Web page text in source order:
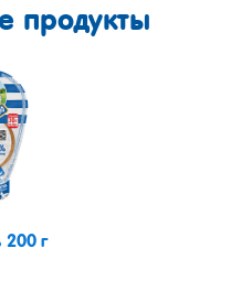
продукты
200 г